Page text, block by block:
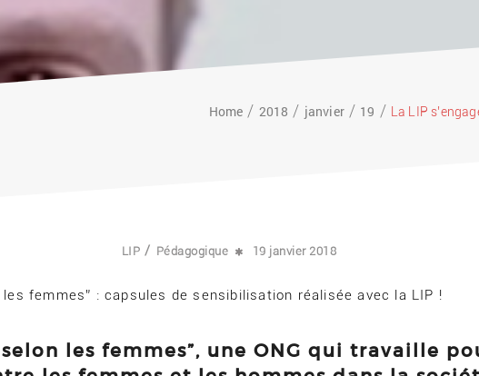
Home 2018 janvier 19 La LIP
LIP / Pédagogique 19 janvier 2018
les femmes” : capsules de sensibilisation réalisée avec la LIP !
selon les femmes”, une ONG qui travaille